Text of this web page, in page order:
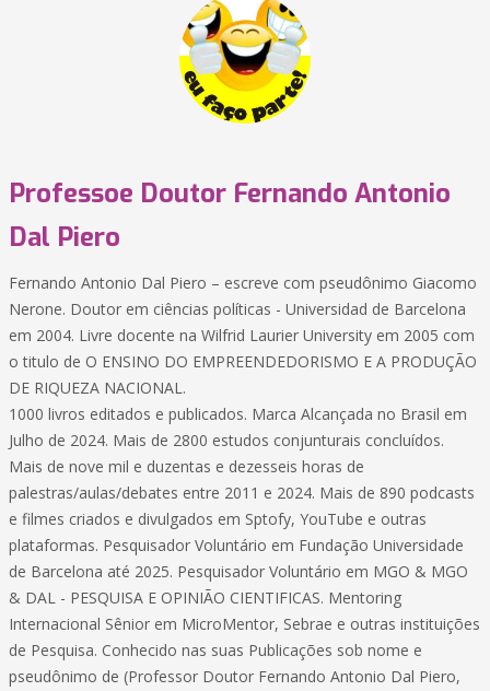
Professoe Doutor Fernando Antonio
Dal Piero
Fernando Antonio Dal Piero – escreve com pseudônimo Giacomo
Nerone. Doutor em ciências políticas - Universidad de Barcelona
em 2004. Livre docente na Wilfrid Laurier University em 2005 com
o titulo de O ENSINO DO EMPREENDEDORISMO E A PRODUÇÃO
DE RIQUEZA NACIONAL.
1000 livros editados e publicados. Marca Alcançada no Brasil em
Julho de 2024. Mais de 2800 estudos conjunturais concluídos.
Mais de nove mil e duzentas e dezesseis horas de
palestras/aulas/debates entre 2011 e 2024. Mais de 890 podcasts
e filmes criados e divulgados em Sptofy, YouTube e outras
plataformas. Pesquisador Voluntário em Fundação Universidade
de Barcelona até 2025. Pesquisador Voluntário em MGO & MGO
& DAL - PESQUISA E OPINIÃO CIENTIFICAS. Mentoring
Internacional Sênior em MicroMentor, Sebrae e outras instituições
de Pesquisa. Conhecido nas suas Publicações sob nome e
pseudônimo de (Professor Doutor Fernando Antonio Dal Piero,